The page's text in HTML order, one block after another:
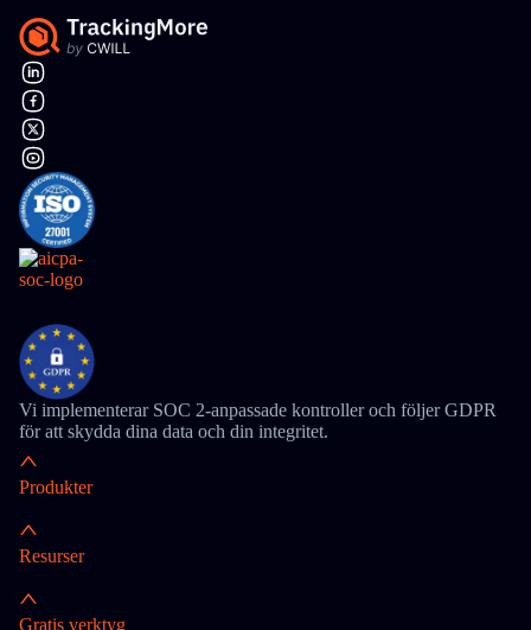
Vi implementerar SOC 2-anpassade kontroller och följer GDPR
för att skydda dina data och din integritet.
Produkter
Resurser
Gratis verktyg